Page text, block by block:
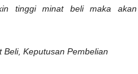
tinggi minat beli maka akan
Keputusan Pembelian